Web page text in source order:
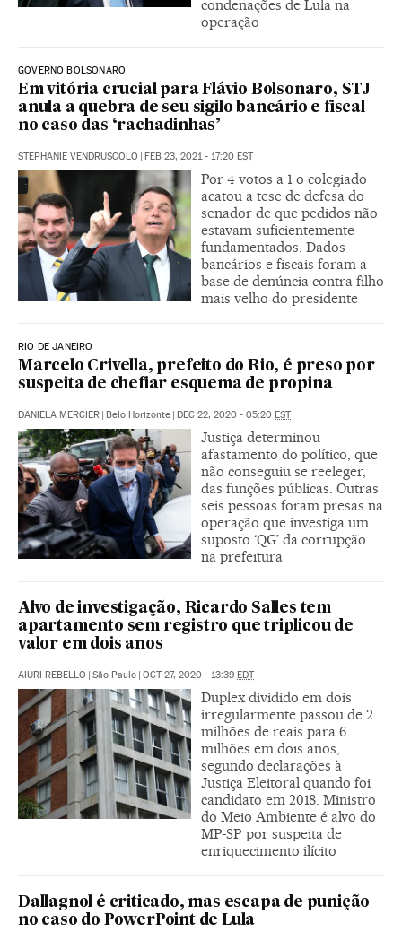
condenações de Lula na
operação
GOVERNO BOLSONARO
Em vitória crucial para Flávio Bolsonaro, STJ
anula a quebra de seu sigilo bancário e fiscal
no caso das ‘rachadinhas’
STEPHANIE VENDRUSCOLO FEB 23, 2021 - 17:20 EST
Por 4 votos a 1 o colegiado
acatou a tese de defesa do
senador de que pedidos não
estavam suficientemente
fundamentados. Dados
bancários e fiscais foram a
base de denúncia contra filho
mais velho do presidente
RIO DE JANEIRO
Marcelo Crivella, prefeito do Rio, é preso por
suspeita de chefiar esquema de propina
DANIELA MERCIER Belo Horizonte DEC 22, 2020 - 05:20 EST
Justiça determinou
afastamento do político, que
não conseguiu se reeleger,
das funções públicas. Outras
seis pessoas foram presas na
operação que investiga um
suposto ‘QG’ da corrupção
na prefeitura
Alvo de investigação, Ricardo Salles tem
apartamento sem registro que triplicou de
valor em dois anos
AIURI REBELLO São Paulo OCT 27, 2020 - 13:39 EDT
Duplex dividido em dois
irregularmente passou de 2
milhões de reais para 6
milhões em dois anos,
segundo declarações à
Justiça Eleitoral quando foi
candidato em 2018. Ministro
do Meio Ambiente é alvo do
MP-SP por suspeita de
enriquecimento ilícito
Dallagnol é criticado, mas escapa de punição
no caso do PowerPoint de Lula